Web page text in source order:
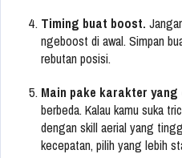
Timing buat boost.
ngeboost di awal. Simpan
rebutan posisi.
Main pake karakter yang
berbeda. Kalau kamu suka
dengan skill aerial yang
kecepatan, pilih yang lebih